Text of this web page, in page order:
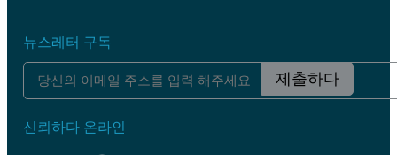
뉴스레터 구독
제출하다
신뢰하다 온라인